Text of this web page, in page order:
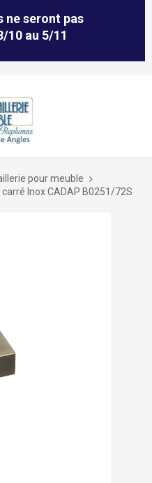
ne seront pas
10 au 5/11
pour meuble
carré Inox CADAP B0251/72S